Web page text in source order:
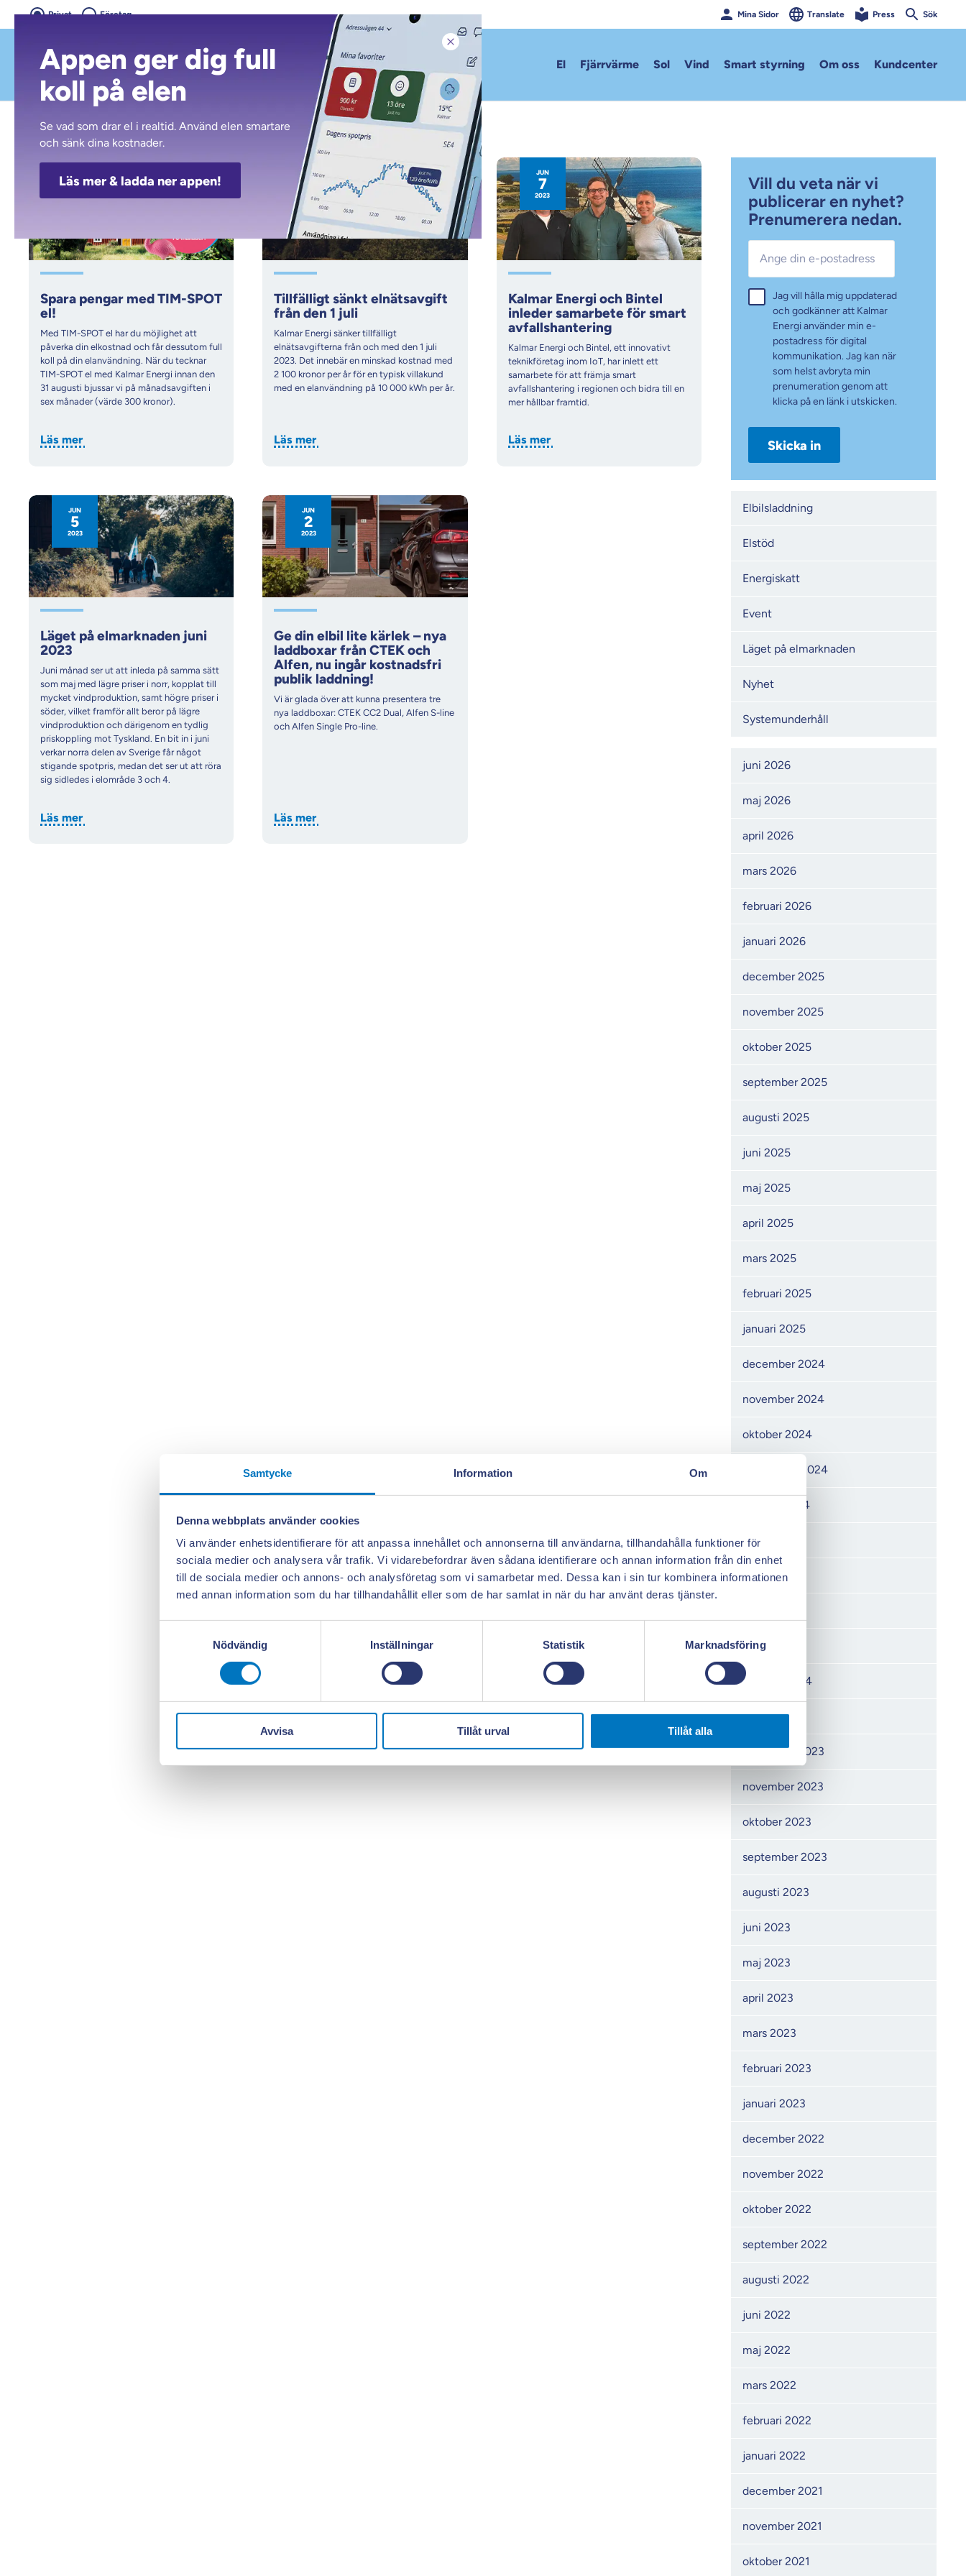
Samtycke Information Om
Denna webbplats använder cookies
Vi använder enhetsidentifierare för att anpassa innehållet och annonserna till användarna, tillhandahålla funktioner för
sociala medier och analysera vår trafik. Vi vidarebefordrar även sådana identifierare och annan information från din enhet
till de sociala medier och annons- och analysföretag som vi samarbetar med. Dessa kan i sin tur kombinera informationen
med annan information som du har tillhandahållit eller som de har samlat in när du har använt deras tjänster.
Nödvändig
Inställningar Statistik Marknadsföring
Avvisa Tillåt urval Tillåt alla
Privat Företag Mina Sidor Translate Press Sök
El Fjärrvärme Sol Vind Smart styrning Om oss Kundcenter
Nyhetsarkiv
22
Spara pengar med TIM-SPOT
el!
Med TIM-SPOT el har du möjlighet att
påverka din elkostnad och får dessutom full
koll på din elanvändning. När du tecknar
TIM-SPOT el med Kalmar Energi innan den
31 augusti bjussar vi på månadsavgiften i
sex månader (värde 300 kronor).
Läs mer
JUN
12
2023
Tillfälligt sänkt elnätsavgift
från den 1 juli
Kalmar Energi sänker tillfälligt
elnätsavgifterna från och med den 1 juli
2023. Det innebär en minskad kostnad med
2 100 kronor per år för en typisk villakund
med en elanvändning på 10 000 kWh per år.
Läs mer
JUN
7
2023
Kalmar Energi och Bintel
inleder samarbete för smart
avfallshantering
Kalmar Energi och Bintel, ett innovativt
teknikföretag inom IoT, har inlett ett
samarbete för att främja smart
avfallshantering i regionen och bidra till en
mer hållbar framtid.
Läs mer
JUN
5
2023
Läget på elmarknaden juni
2023
Juni månad ser ut att inleda på samma sätt
som maj med lägre priser i norr, kopplat till
mycket vindproduktion, samt högre priser i
söder, vilket framför allt beror på lägre
vindproduktion och därigenom en tydlig
priskoppling mot Tyskland. En bit in i juni
verkar norra delen av Sverige får något
stigande spotpris, medan det ser ut att röra
sig sidledes i elområde 3 och 4.
Läs mer
JUN
2
2023
Ge din elbil lite kärlek – nya
laddboxar från CTEK och
Alfen, nu ingår kostnadsfri
publik laddning!
Vi är glada över att kunna presentera tre
nya laddboxar: CTEK CC2 Dual, Alfen S-line
och Alfen Single Pro-line.
Läs mer
Vill du veta när vi
publicerar en nyhet?
Prenumerera nedan.
Samtycke *
Jag vill hålla mig uppdaterad
och godkänner att Kalmar
Energi använder min e-
postadress för digital
kommunikation. Jag kan när
som helst avbryta min
prenumeration genom att
klicka på en länk i utskicken.
Elbilsladdning
Elstöd
Energiskatt
Event
Läget på elmarknaden
Nyhet
Systemunderhåll
juni 2026
maj 2026
april 2026
mars 2026
februari 2026
januari 2026
december 2025
november 2025
oktober 2025
september 2025
augusti 2025
juni 2025
maj 2025
april 2025
mars 2025
februari 2025
januari 2025
december 2024
november 2024
oktober 2024
september 2024
augusti 2024
juni 2024
maj 2024
mars 2024
februari 2024
januari 2024
december 2023
november 2023
oktober 2023
september 2023
augusti 2023
juni 2023
maj 2023
april 2023
mars 2023
februari 2023
januari 2023
december 2022
november 2022
oktober 2022
september 2022
augusti 2022
juni 2022
maj 2022
mars 2022
februari 2022
januari 2022
december 2021
november 2021
oktober 2021
Stäng pop-up
Appen ger dig full
koll på elen
Se vad som drar el i realtid. Använd elen smartare
och sänk dina kostnader.
Läs mer & ladda ner appen!